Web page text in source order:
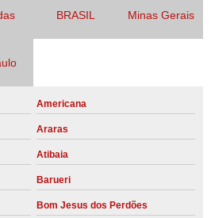
BRASIL Minas Gerais
Americana
Araras
Atibaia
Barueri
Bom Jesus dos Perdões